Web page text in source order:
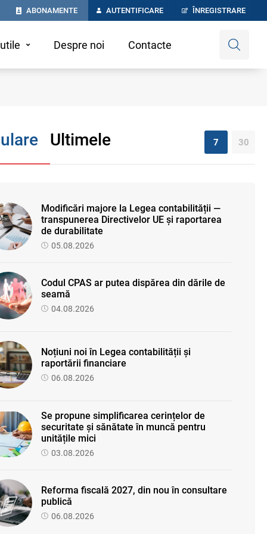
ABONAMENTE AUTENTIFICARE ÎNREGISTRARE
Despre noi Contacte
Ultimele 7 30
Modificări majore la Legea contabilității —
transpunerea Directivelor UE și raportarea
de durabilitate
05.08.2026
Codul CPAS ar putea dispărea din dările de
seamă
04.08.2026
Noțiuni noi în Legea contabilității și
raportării financiare
06.08.2026
Se propune simplificarea cerințelor de
securitate și sănătate în muncă pentru
unitățile mici
03.08.2026
Reforma fiscală 2027, din nou în consultare
publică
06.08.2026